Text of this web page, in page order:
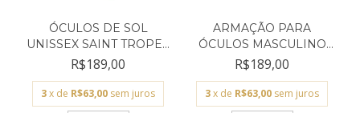
ÓCULOS DE SOL
UNISSEX SAINT TROPEZ
PRETO...
R$189,00
3x de R$63,00 sem juros
ARMAÇÃO PARA
ÓCULOS MASCULINO
SAINT TROP...
R$189,00
3x de R$63,00 sem juros